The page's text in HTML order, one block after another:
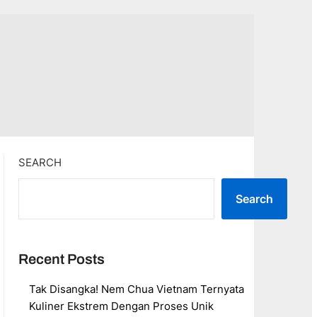
SEARCH
Search
Recent Posts
Tak Disangka! Nem Chua Vietnam Ternyata
Kuliner Ekstrem Dengan Proses Unik